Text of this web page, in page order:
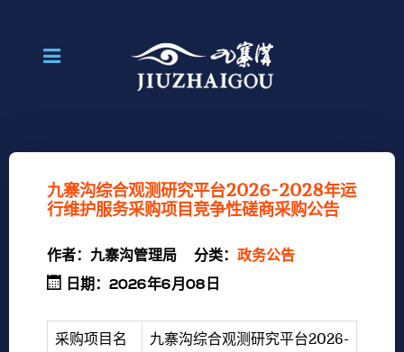
九寨沟综合观测研究平台2026-2028年运
行维护服务采购项目竞争性磋商采购公告
作者： 九寨沟管理局 分类： 政务公告
日期：2026年6月08日
采购项目名
九寨沟综合观测研究平台2026-